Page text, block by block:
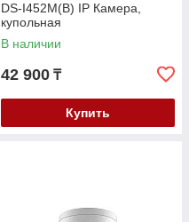
DS-I452M(B) IP Камера,
купольная
В наличии
42 900 ₸
Купить